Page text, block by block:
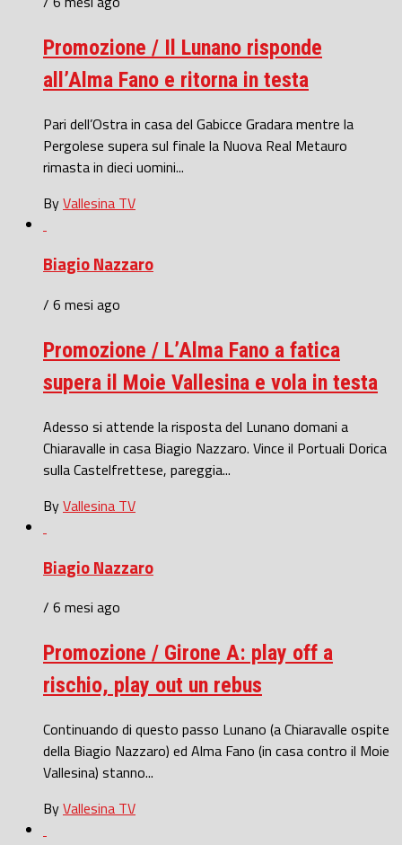
Promozione / Il Lunano risponde
all’Alma Fano e ritorna in testa
Pari dell’Ostra in casa del Gabicce Gradara mentre la
Pergolese supera sul finale la Nuova Real Metauro
rimasta in dieci uomini...
ByVallesina TV
Biagio Nazzaro
/ 6 mesi ago
Promozione / L’Alma Fano a fatica
supera il Moie Vallesina e vola in testa
Adesso si attende la risposta del Lunano domani a
Chiaravalle in casa Biagio Nazzaro. Vince il Portuali Dorica
sulla Castelfrettese, pareggia...
ByVallesina TV
Biagio Nazzaro
/ 6 mesi ago
Promozione / Girone A: play off a
rischio, play out un rebus
Continuando di questo passo Lunano (a Chiaravalle ospite
della Biagio Nazzaro) ed Alma Fano (in casa contro il Moie
Vallesina) stanno...
ByVallesina TV